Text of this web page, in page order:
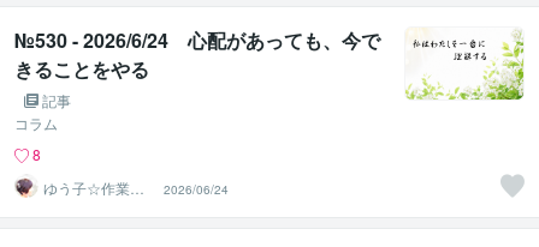
№530 - 2026/6/24 心配があっても、今で
きることをやる
記事
コラム
8
ゆう子☆作業療
法士＆ライフコ
ーチ
2026/06/24